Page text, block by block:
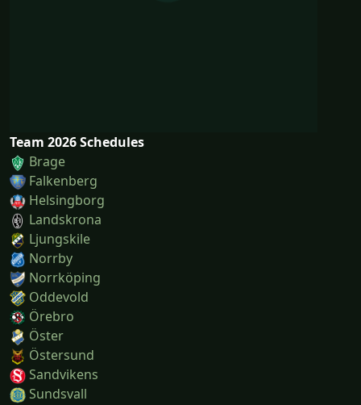
Team 2026 Schedules
Brage
Falkenberg
Helsingborg
Landskrona
Ljungskile
Norrby
Norrköping
Oddevold
Örebro
Öster
Östersund
Sandvikens
Sundsvall